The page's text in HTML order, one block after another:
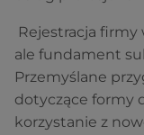
Rejestracja firmy
ale fundament
Przemyślane
dotyczące formy
korzystanie z